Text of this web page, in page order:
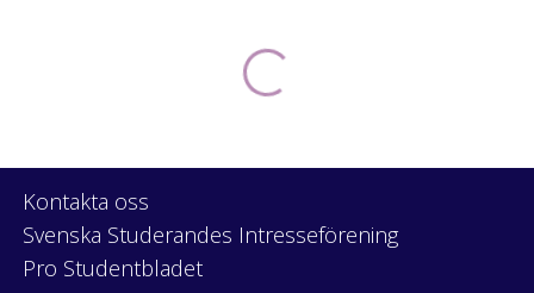
Kontakta oss
Svenska Studerandes Intresseförening
Pro Studentbladet